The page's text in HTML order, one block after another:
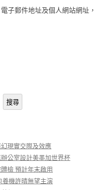
子郵件地址及個人網站網址，
搜尋
現實交際及效應
公室設計美墨加世界杯
檢 預計年末啟用
養機許晴無望主演